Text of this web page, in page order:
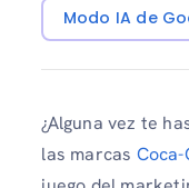
Modo IA de
¿Alguna vez te
las marcas Coca-